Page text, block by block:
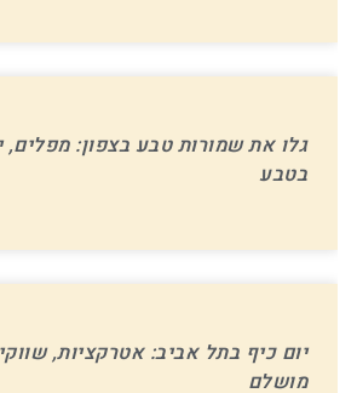
גלו את שמורות טבע בצפון: מפלים,
בטבע
יום כיף בתל אביב: אטרקציות,
מושלם